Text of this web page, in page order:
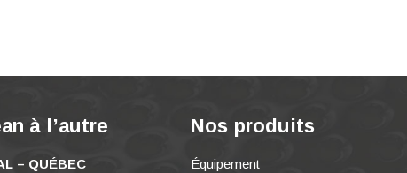
à l’autre
– QUÉBEC
Nos produits
Équipement